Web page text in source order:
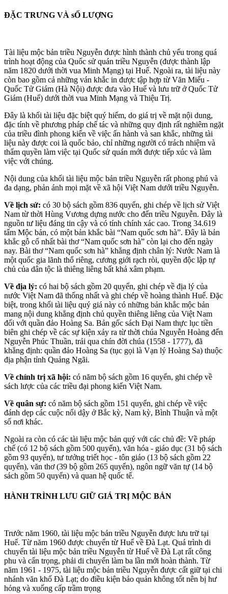
ĐẶC TRƯNG VÀ sỐ LƯỢNG
Tài liệu mộc bản triều Nguyễn được hình thành chủ yếu trong quá
trình hoạt động của Quốc sử quán triều Nguyễn (được thành lập
năm 1820 dưới thời vua Minh Mạng) tại Huế. Ngoài ra, tài liệu này
còn bao gồm cả những ván khắc in được tập hợp từ Văn Miếu -
Quốc Tử Giám (Hà Nội) được đưa vào Huế và lưu trữ ở Quốc Tử
Giám (Huế) dưới thời vua Minh Mạng và Thiệu Trị.
Đây là khối tài liệu đặc biệt quý hiếm, do giá trị về mặt nội dung,
đặc tính về phương pháp chế tác và những quy định rất nghiêm ngặt
của triều đình phong kiến về việc ấn hành và san khắc, những tài
liệu này được coi là quốc bảo, chỉ những người có trách nhiệm và
thẩm quyền làm việc tại Quốc sử quán mới được tiếp xúc và làm
việc với chúng.
Nội dung của khối tài liệu mộc bản triều Nguyễn rất phong phú và
đa dạng, phản ánh mọi mặt về xã hội Việt Nam dưới triều Nguyễn.
Về lịch sử: có 30 bộ sách gồm 836 quyển, ghi chép về lịch sử Việt
Nam từ thời Hùng Vương dựng nước cho đến triều Nguyễn. Đây là
nguồn tư liệu đáng tin cậy và có tính chính xác cao. Trong 34.619
tấm Mộc bản, có một bản khắc bài “Nam quốc sơn hà”. Đây là bản
khắc gỗ cổ nhất bài thơ “Nam quốc sơn hà” còn lại cho đến ngày
nay. Bài thơ “Nam quốc sơn hà” khẳng định chân lý: Nước Nam là
một quốc gia lãnh thổ riêng, cương giới rạch ròi, quyền độc lập tự
chủ của dân tộc là thiêng liêng bất khả xâm phạm.
Về địa lý: có hai bộ sách gồm 20 quyển, ghi chép về địa lý của
nước Việt Nam đã thống nhất và ghi chép về hoàng thành Huế. Đặc
biệt, trong khối tài liệu quý giá này có những bản khắc mộc bản
mang nội dung khẳng định chủ quyền thiêng liêng của Việt Nam
đối với quần đảo Hoàng Sa. Bản gốc sách Đại Nam thực lục tiền
biên ghi chép về các sự kiện xảy ra từ thời chúa Nguyễn Hoàng đến
Nguyễn Phúc Thuần, trải qua chín đời chúa (1558 - 1777), đã
khẳng định: quần đảo Hoàng Sa (tục gọi là Vạn lý Hoàng Sa) thuộc
địa phận tỉnh Quảng Ngãi.
Về chính trị xã hội: có năm bộ sách gồm 16 quyển, ghi chép về
sách lược của các triều đại phong kiến Việt Nam.
Về quân sự: có năm bộ sách gồm 151 quyển, ghi chép về việc
đánh dẹp các cuộc nổi dậy ở Bắc kỳ, Nam kỳ, Bình Thuận và một
số nơi khác.
Ngoài ra còn có các tài liệu mộc bản quý với các chủ đề: Về pháp
chế (có 12 bộ sách gồm 500 quyển), văn hóa - giáo dục (31 bộ sách
gồm 93 quyển), tư tưởng triết học - tôn giáo (13 bộ sách gồm 22
quyển), văn thơ (39 bộ gồm 265 quyển), ngôn ngữ văn tự (14 bộ
sách gồm 50 quyển) và quan hệ quốc tế.
HÀNH TRÌNH LƯU GIỮ GIÁ TRỊ MỘC BẢN
Trước năm 1960, tài liệu mộc bản triều Nguyễn được lưu trữ tại
Huế. Từ năm 1960 được chuyển từ Huế về Đà Lạt. Quá trình di
chuyển tài liệu mộc bản triều Nguyễn từ Huế về Đà Lạt rất công
phu và cẩn trọng, phải di chuyển làm ba lần mới hoàn thành. Từ
năm 1961 - 1975, tài liệu mộc bản triều Nguyễn được cất giữ tại chi
nhánh văn khố Đà Lạt; do điều kiện bảo quản không tốt nên bị hư
hỏng và xuống cấp trầm trọng